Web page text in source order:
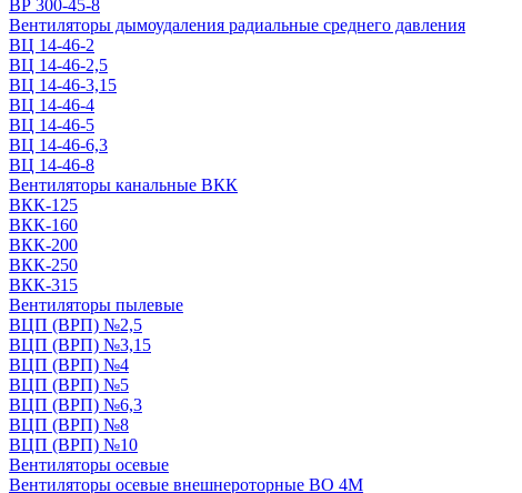
ВР 300-45-8
Вентиляторы дымоудаления радиальные среднего давления
ВЦ 14-46-2
ВЦ 14-46-2,5
ВЦ 14-46-3,15
ВЦ 14-46-4
ВЦ 14-46-5
ВЦ 14-46-6,3
ВЦ 14-46-8
Вентиляторы канальные ВКК
ВКК-125
ВКК-160
ВКК-200
ВКК-250
ВКК-315
Вентиляторы пылевые
ВЦП (ВРП) №2,5
ВЦП (ВРП) №3,15
ВЦП (ВРП) №4
ВЦП (ВРП) №5
ВЦП (ВРП) №6,3
ВЦП (ВРП) №8
ВЦП (ВРП) №10
Вентиляторы осевые
Вентиляторы осевые внешнероторные ВО 4М